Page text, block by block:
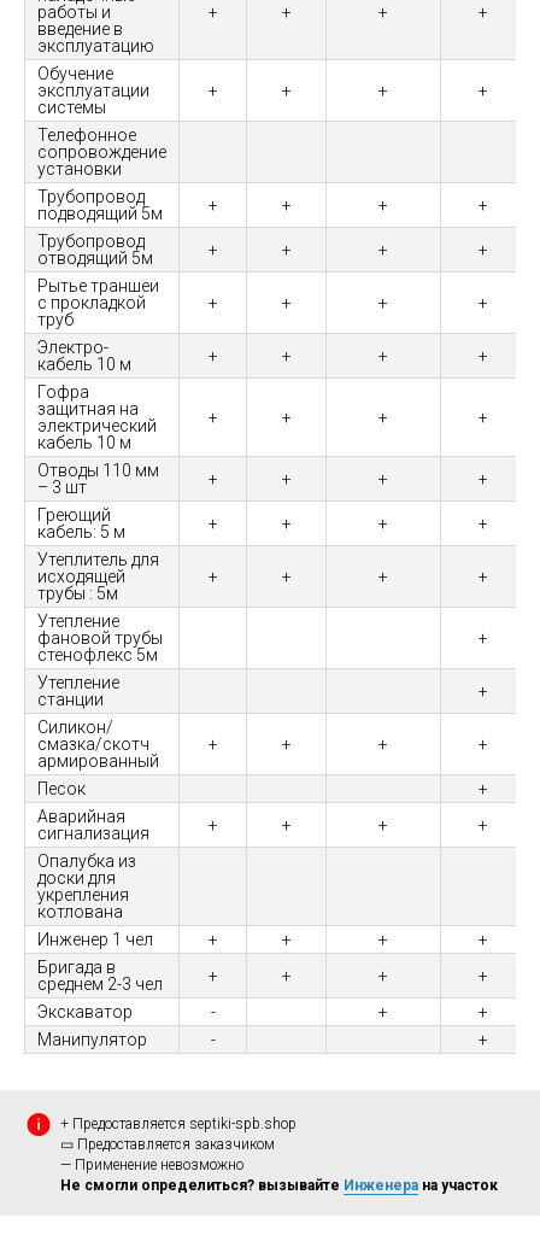
работы и
введение в
эксплуатацию
+ + + +
Обучение
эксплуатации
системы
+ + + +
Телефонное
сопровождение
установки
Трубопровод
подводящий 5м
+ + +
+
Трубопровод
отводящий 5м
+ + +
+
Рытье траншеи
с прокладкой
труб
+ + + +
Электро-
кабель 10 м
+ + +
+
Гофра
защитная на
электрический
кабель 10 м
+ + + +
Отводы 110 мм
– 3 шт
+ + +
+
Греющий
кабель: 5 м
+ + +
+
Утеплитель для
исходящей
трубы : 5м
+ + + +
Утепление
фановой трубы
стенофлекс 5м
+
Утепление
станции
+
Силикон/
смазка/скотч
армированный
+ + + +
Песок
+
Аварийная
сигнализация
+ + +
+
Опалубка из
доски для
укрепления
котлована
Инженер 1 чел
+ + +
+
Бригада в
среднем 2-3 чел
+ + +
+
Экскаватор
- +
+
Манипулятор
- +
+ Предоставляется septiki-spb.shop
▭ Предоставляется заказчиком
— Применение невозможно
Не смогли определиться? вызывайте Инженера на участок